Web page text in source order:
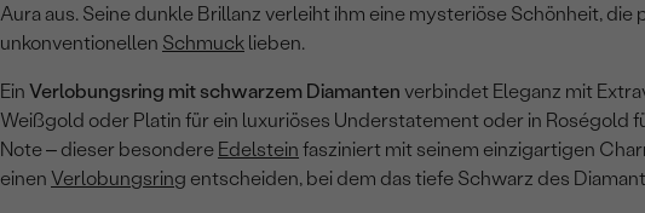
Aura aus. Seine dunkle Brillanz verleiht ihm eine mysteriöse Schönheit, die
unkonventionellen Schmuck lieben.
Ein Verlobungsring mit schwarzem Diamanten verbindet Eleganz mit
Weißgold oder Platin für ein luxuriöses Understatement oder in Roségold
Note – dieser besondere Edelstein fasziniert mit seinem einzigartigen
einen Verlobungsring entscheiden, bei dem das tiefe Schwarz des